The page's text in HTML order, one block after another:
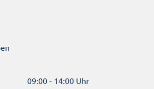
09:00 - 14:00 Uhr